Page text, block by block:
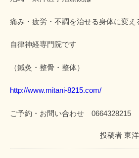
痛み・疲労・不調を治せる身体に変え
自律神経専門院です
（鍼灸・整骨・整体）
http://www.mitani-8215.com/
ご予約・お問い合わせ 0664328215
投稿者 東